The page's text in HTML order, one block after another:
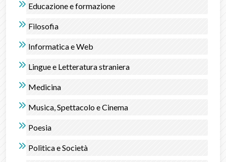
Educazione e formazione
Filosofia
Informatica e Web
Lingue e Letteratura straniera
Medicina
Musica, Spettacolo e Cinema
Poesia
Politica e Società